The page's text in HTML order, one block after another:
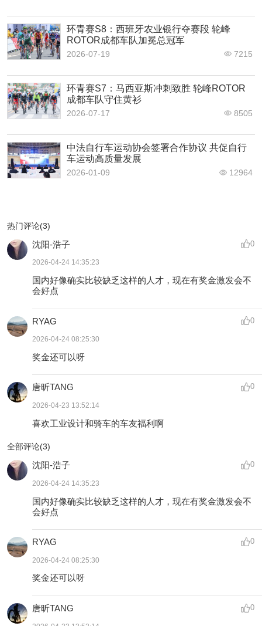
环青赛S8：西班牙农业银行夺赛段 轮峰
ROTOR成都车队加冕总冠军
2026-07-19 7215
环青赛S7：马西亚斯冲刺致胜 轮峰ROTOR
成都车队守住黄衫
2026-07-17 8505
中法自行车运动协会签署合作协议 共促自行
车运动高质量发展
2026-01-09 12964
热门评论(3)
0
沈阳-浩子
2026-04-24 14:35:23
国内好像确实比较缺乏这样的人才，现在有奖金激发会不
会好点
0
RYAG
2026-04-24 08:25:30
奖金还可以呀
0
唐昕TANG
2026-04-23 13:52:14
喜欢工业设计和骑车的车友福利啊
全部评论(3)
0
沈阳-浩子
2026-04-24 14:35:23
国内好像确实比较缺乏这样的人才，现在有奖金激发会不
会好点
0
RYAG
2026-04-24 08:25:30
奖金还可以呀
0
唐昕TANG